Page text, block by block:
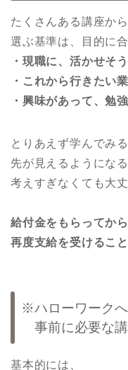
たくさんある講座か
選ぶ基準は、目的に
・現職に、活かせそう
・これから行きたい
・興味があって、勉
とりあえず学んでみる
先が見えるようにな
考えすぎなくても大丈
給付金をもらってか
再度支給を受けること
※ハローワークへ
事前に必要な
基本的には、